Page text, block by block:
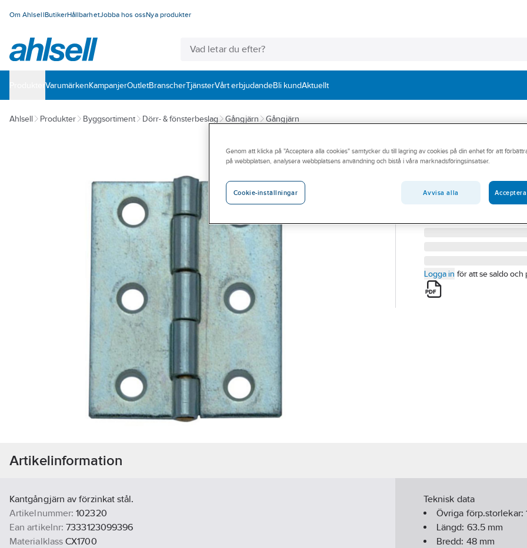
Om AhlsellButikerHållbarhetJobba hos ossNya produkter
VarumärkenKampanjerOutletBranscherTjänsterVårt erbjudandeBli kundAktuellt
Ahlsell Produkter Byggsortiment Dörr- & fönsterbeslag Gångjärn Gångjärn
A-COLLECTION
Kantgångjärn
KANTGÅNGJÄRN
Artikelnummer: 102320
Logga in för att se saldo och
Artikelinformation
Kantgångjärn av förzinkat stål.
Artikelnummer: 102320
Ean artikelnr: 7333123099396
Materialklass CX1700
Teknisk data
Övriga förp.storlekar:
Längd: 63.5mm
Bredd: 48mm
Genom att klicka på "Acceptera alla cookies" samtycker du till lagring av cookies på din enhet för att
på webbplatsen, analysera webbplatsens användning och bistå i våra marknadsföringsinsatser.
Cookie-inställningar Avvisa alla